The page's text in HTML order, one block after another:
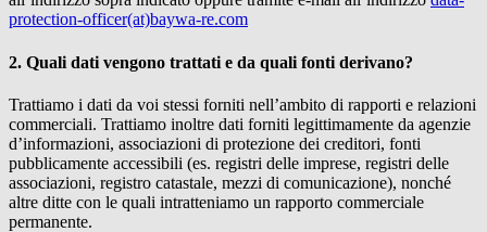
protection-officer(at)baywa-re.com
2. Quali dati vengono trattati e da quali fonti derivano?
Trattiamo i dati da voi stessi forniti nell’ambito di rapporti e relazioni
commerciali. Trattiamo inoltre dati forniti legittimamente da agenzie
d’informazioni, associazioni di protezione dei creditori, fonti
pubblicamente accessibili (es. registri delle imprese, registri delle
associazioni, registro catastale, mezzi di comunicazione), nonché
altre ditte con le quali intratteniamo un rapporto commerciale
permanente.